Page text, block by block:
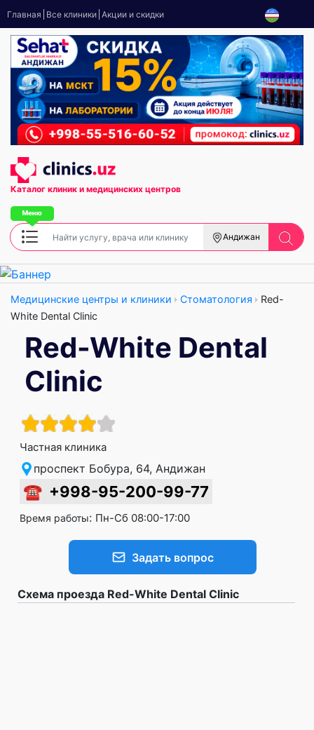
Главная Все клиники Акции и скидки
Каталог клиник и медицинских центров
Андижан
Медицинские центры и клиники Стоматология
Red-
White Dental Clinic
Red-White Dental
Clinic
Частная клиника
проспект Бобура, 64, Андижан
☎ +998-95-200-99-77
Время работы: Пн-Сб 08:00-17:00
Задать вопрос
Схема проезда Red-White Dental Clinic